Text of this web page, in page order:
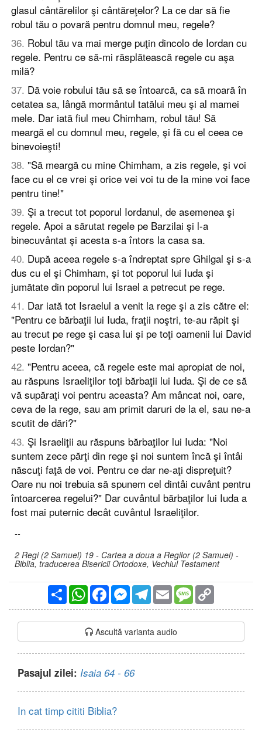
glasul cântărelilor şi cântăreţelor? La ce dar să fie
robul tău o povară pentru domnul meu, regele?
36. Robul tău va mai merge puţin dincolo de Iordan cu
regele. Pentru ce să-mi răsplătească regele cu aşa
milă?
37. Dă voie robului tău să se întoarcă, ca să moară în
cetatea sa, lângă mormântul tatălui meu şi al mamei
mele. Dar iată fiul meu Chimham, robul tău! Să
meargă el cu domnul meu, regele, şi fă cu el ceea ce
binevoieşti!
38. "Să meargă cu mine Chimham, a zis regele, şi voi
face cu el ce vrei şi orice vei voi tu de la mine voi face
pentru tine!"
39. Şi a trecut tot poporul Iordanul, de asemenea şi
regele. Apoi a sărutat regele pe Barzilai şi l-a
binecuvântat şi acesta s-a întors la casa sa.
40. După aceea regele s-a îndreptat spre Ghilgal şi s-a
dus cu el şi Chimham, şi tot poporul lui Iuda şi
jumătate din poporul lui Israel a petrecut pe rege.
41. Dar iată tot Israelul a venit la rege şi a zis către el:
"Pentru ce bărbaţii lui Iuda, fraţii noştri, te-au răpit şi
au trecut pe rege şi casa lui şi pe toţi oamenii lui David
peste Iordan?"
42. "Pentru aceea, că regele este mai apropiat de noi,
au răspuns Israeliţilor toţi bărbaţii lui Iuda. Şi de ce să
vă supăraţi voi pentru aceasta? Am mâncat noi, oare,
ceva de la rege, sau am primit daruri de la el, sau ne-a
scutit de dări?"
43. Şi Israeliţii au răspuns bărbaţilor lui Iuda: "Noi
suntem zece părţi din rege şi noi suntem încă şi întâi
născuţi faţă de voi. Pentru ce dar ne-aţi dispreţuit?
Oare nu noi trebuia să spunem cel dintâi cuvânt pentru
întoarcerea regelui?" Dar cuvântul bărbaţilor lui Iuda a
fost mai puternic decât cuvântul Israeliţilor.
--
2 Regi (2 Samuel) 19 - Cartea a doua a Regilor (2 Samuel) -
Biblia, traducerea Bisericii Ortodoxe, Vechiul Testament
PartajareWhatsAppFacebookMessengerTelegram
Email Message
Ascultă varianta audio
Pasajul zilei: Isaia 64 - 66
In cat timp cititi Biblia?